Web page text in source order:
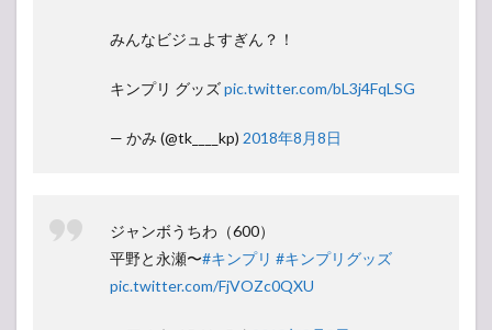
みんなビジュよすぎん？！
キンプリ グッズpic.twitter.com/bL3j4FqLSG
— かみ (@tk____kp) 2018年8月8日
ジャンボうちわ（600）
平野と永瀬〜#キンプリ #キンプリグッズ
pic.twitter.com/FjVOZc0QXU